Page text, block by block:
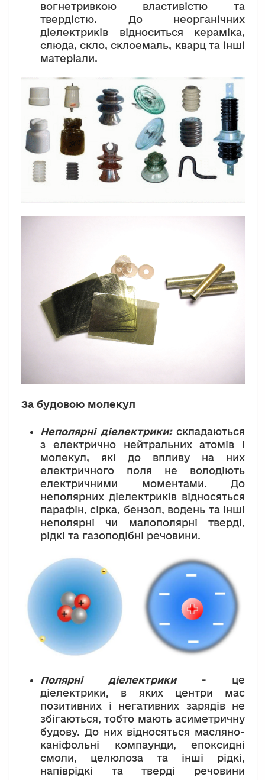
вогнетривкою властивістю та
твердістю. До неорганічних
діелектриків відноситься кераміка,
слюда, скло, склоемаль, кварц та інші
матеріали.
За будовою молекул
Неполярні діелектрики:складаються
з електрично нейтральних атомів і
молекул, які до впливу на них
електричного поля не володіють
електричними моментами. До
неполярних діелектриків відносяться
парафін, сірка, бензол, водень та інші
неполярні чи малополярні тверді,
рідкі та газоподібні речовини.
Полярні діелектрики- це
діелектрики, в яких центри мас
позитивних і негативних зарядів не
збігаються, тобто мають асиметричну
будову. До них відносяться масляно-
каніфольні компаунди, епоксидні
смоли, целюлоза та інші рідкі,
напіврідкі та тверді речовини